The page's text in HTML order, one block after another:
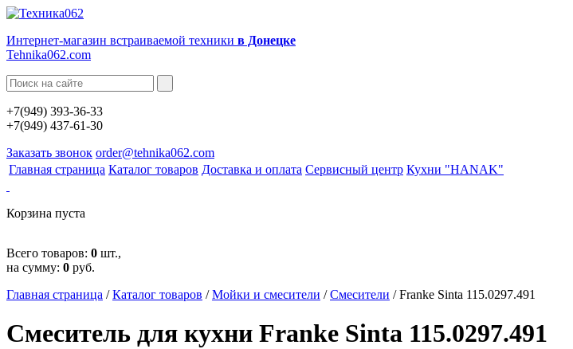
Интернет-магазин встраиваемой техники в Донецке
Tehnika062.com
+7(949) 393-36-33
+7(949) 437-61-30
Заказать звонок order@tehnika062.com
Главная страница Каталог товаров Доставка и оплата Сервисный центр Кухни "HANAK"
Корзина пуста
Всего товаров: 0 шт.,
на сумму: 0 руб.
Главная страница /Каталог товаров /Мойки и смесители /Смесители /Franke Sinta 115.0297.491
Смеситель для кухни Franke Sinta 115.0297.491